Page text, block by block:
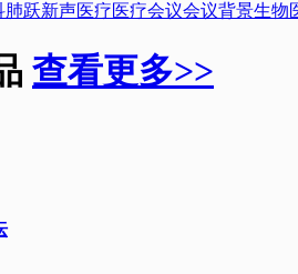
肺跃新声医疗医疗会议会议背景生物
查看更多>>